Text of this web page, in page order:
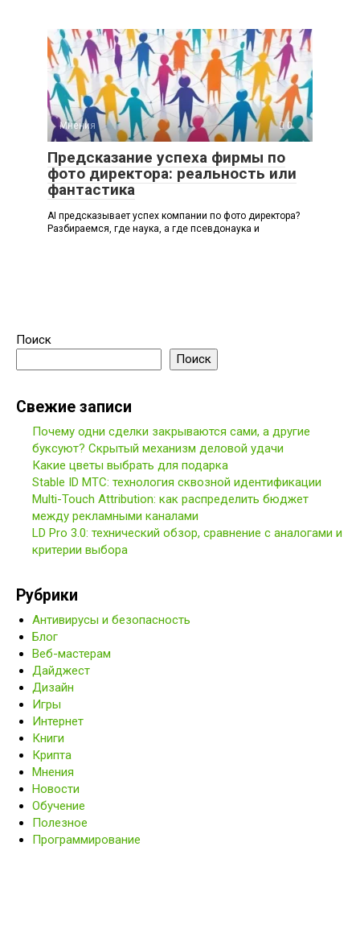
Мнения 0
Предсказание успеха фирмы по
фото директора: реальность или
фантастика
AI предсказывает успех компании по фото директора?
Разбираемся, где наука, а где псевдонаука и
Поиск
Поиск
Свежие записи
Почему одни сделки закрываются сами, а другие
буксуют? Скрытый механизм деловой удачи
Какие цветы выбрать для подарка
Stable ID МТС: технология сквозной идентификации
Multi-Touch Attribution: как распределить бюджет
между рекламными каналами
LD Pro 3.0: технический обзор, сравнение с аналогами и
критерии выбора
Рубрики
Антивирусы и безопасность
Блог
Веб-мастерам
Дайджест
Дизайн
Игры
Интернет
Книги
Крипта
Мнения
Новости
Обучение
Полезное
Программирование